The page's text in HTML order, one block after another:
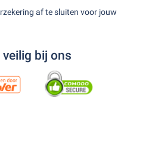
af te sluiten voor jouw
bij ons